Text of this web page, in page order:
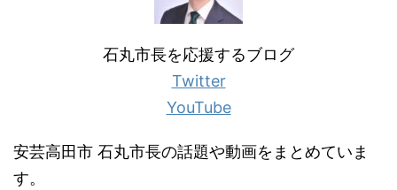
石丸市長を応援するブログ
Twitter
YouTube
安芸高田市 石丸市長の話題や動画をまとめていま
す。